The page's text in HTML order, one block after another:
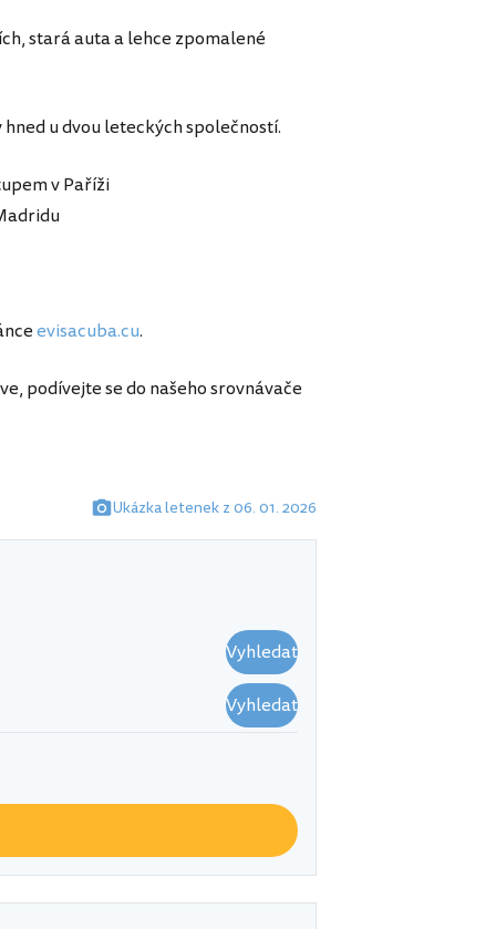
stará auta a lehce zpomalené
u dvou leteckých společností.
v Paříži
evisacuba.cu.
podívejte se do našeho srovnávače
Ukázka letenek z 06. 01. 2026
Vyhledat
Vyhledat